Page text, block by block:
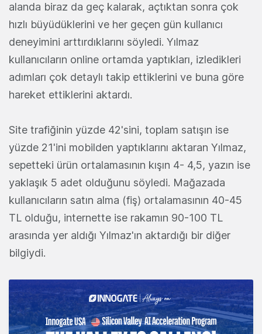
alanda biraz da geç kalarak, açtıktan sonra çok
hızlı büyüdüklerini ve her geçen gün kullanıcı
deneyimini arttırdıklarını söyledi. Yılmaz
kullanıcıların online ortamda yaptıkları, izledikleri
adımları çok detaylı takip ettiklerini ve buna göre
hareket ettiklerini aktardı.
Site trafiğinin yüzde 42'sini, toplam satışın ise
yüzde 21'ini mobilden yaptıklarını aktaran Yılmaz,
sepetteki ürün ortalamasının kışın 4- 4,5, yazın ise
yaklaşık 5 adet olduğunu söyledi. Mağazada
kullanıcıların satın alma (fiş) ortalamasının 40-45
TL olduğu, internette ise rakamın 90-100 TL
arasında yer aldığı Yılmaz'ın aktardığı bir diğer
bilgiydi.